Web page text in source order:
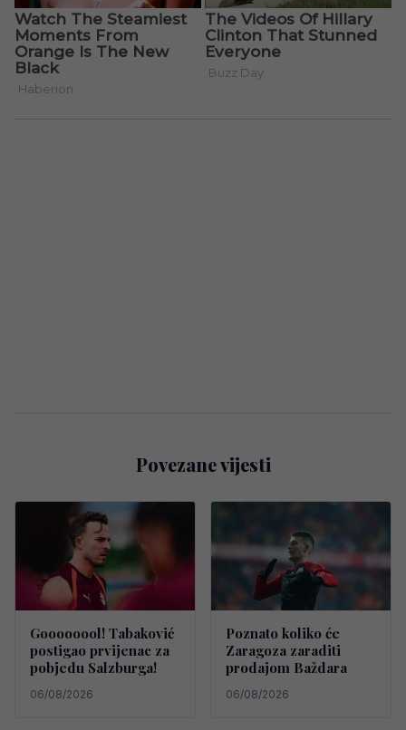
Povezane vijesti
Goooooool! Tabaković
postigao prvijenac za
pobjedu Salzburga!
06/08/2026
Poznato koliko će
Zaragoza zaraditi
prodajom Baždara
06/08/2026